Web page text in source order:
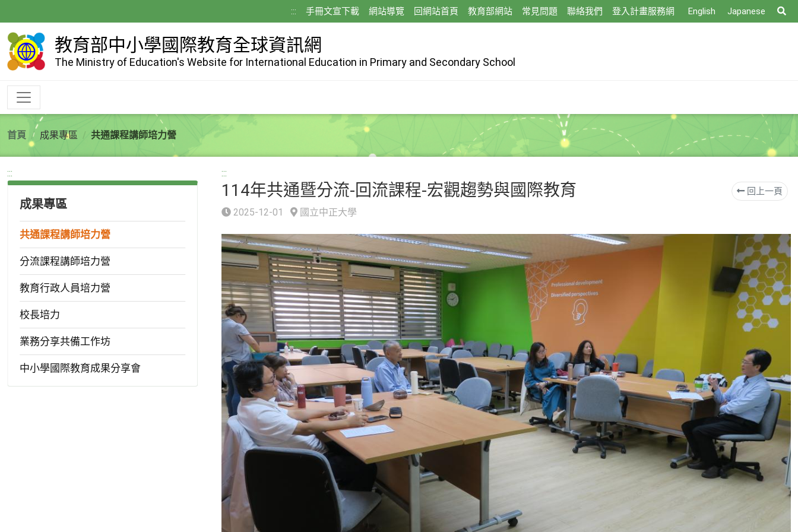
到
主
內
::: 手冊文宣下載 網站導覽 回網站首頁 教育部網站 常見問題 聯絡我們 登入計畫服務網 English Japanese
尋
教育部中小學國際教育全球資訊網
The Ministry of Education's Website for International Education in Primary and Secondary School
首頁 成果專區 共通課程講師培力營
:::
成果專區
共通課程講師培力營
分流課程講師培力營
教育行政人員培力營
校長培力
業務分享共備工作坊
中小學國際教育成果分享會
:::
回上一頁
114年共通暨分流-回流課程-宏觀趨勢與國際教育
2025-12-01 國立中正大學